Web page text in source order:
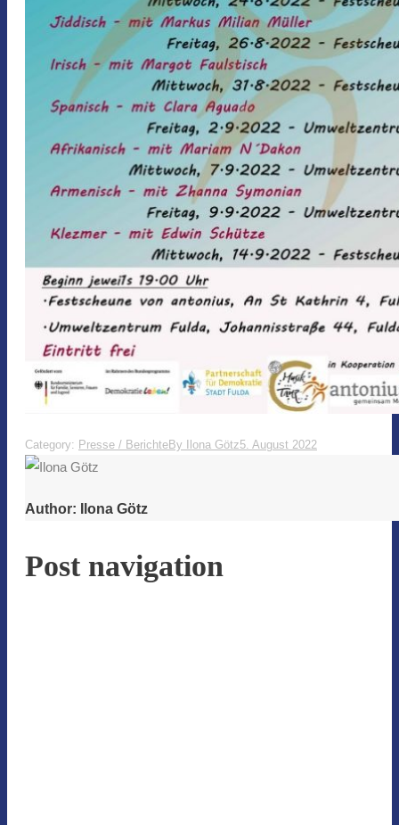
Category: Presse / BerichteBy Ilona Götz5. August 2022
Author: Ilona Götz
Post navigation